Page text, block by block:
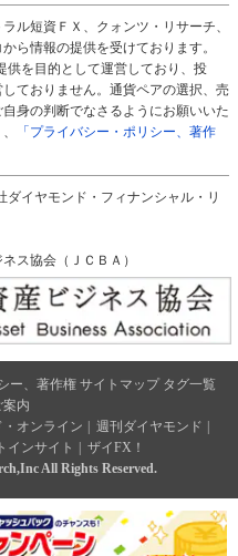
ル短資ＦＸ、クォンツ・リサーチ、
ら情報の提供を受けております。
供を目的として運営しており、投
ておりません。通貨ペアの選択、売
身の判断でなさるようにお願いいた
、
「プライバシー・ポリシー、著作
イヤモンド・フィナンシャル・リ
ス協会（ＪＣＢＡ）
ー、著作権 サイトマップ タグ一覧
案内
オンライン 週刊ダイヤモンド
インサイト
ザイFX！
All Rights Reserved.